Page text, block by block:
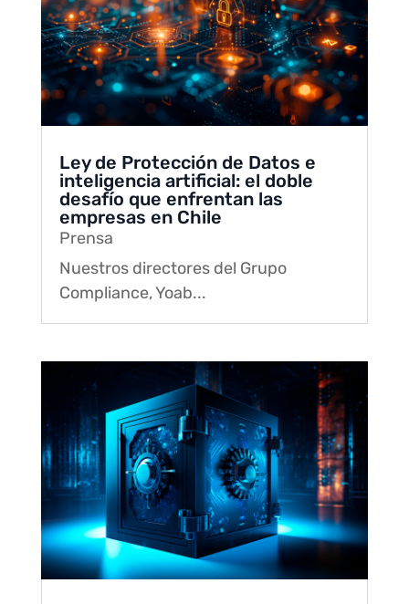
Ley de Protección de Datos e
inteligencia artificial: el doble
desafío que enfrentan las
empresas en Chile
Prensa
Nuestros directores del Grupo
Compliance, Yoab...